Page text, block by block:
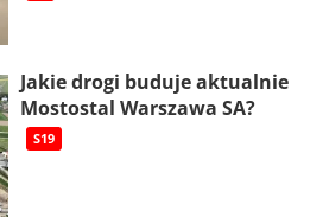
Jakie drogi buduje aktualnie
Mostostal Warszawa SA?
S19